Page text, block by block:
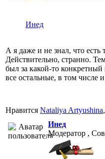
Инед
А я даже и не знал, что есть
Действительно, странно.
был за какой-то
все остальные, в том числе
Нравится Nataliya Artyushina,
Инед
Модератор ,